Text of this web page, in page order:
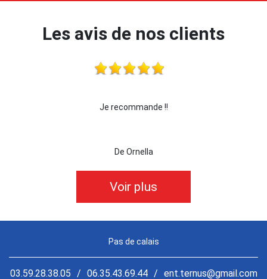
Les avis de nos clients
je recommande cette entreprise les yeux fermés !!!
De killian62
Voir plus
Pas de calais
03.59.28.38.05 / 06.35.43.69.44 / ent.ternus@gmail.com